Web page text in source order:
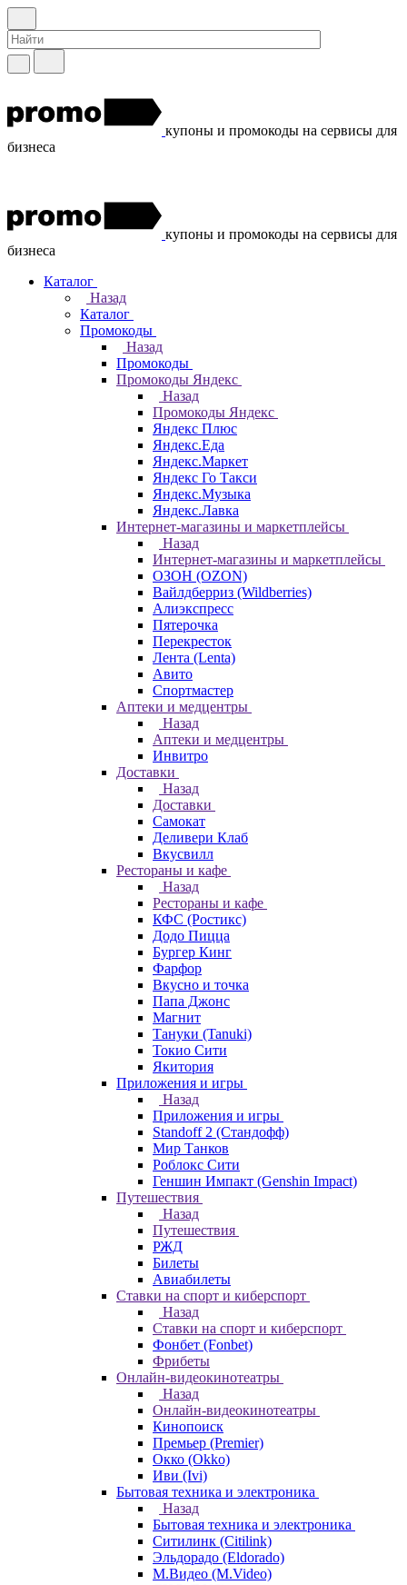
купоны и промокоды на сервисы для
бизнеса
купоны и промокоды на сервисы для
бизнеса
Каталог
Назад
Каталог
Промокоды
Назад
Промокоды
Промокоды Яндекс
Назад
Промокоды Яндекс
Яндекс Плюс
Яндекс.Еда
Яндекс.Маркет
Яндекс Го Такси
Яндекс.Музыка
Яндекс.Лавка
Интернет-магазины и маркетплейсы
Назад
Интернет-магазины и маркетплейсы
ОЗОН (OZON)
Вайлдберриз (Wildberries)
Алиэкспресс
Пятерочка
Перекресток
Лента (Lenta)
Авито
Спортмастер
Аптеки и медцентры
Назад
Аптеки и медцентры
Инвитро
Доставки
Назад
Доставки
Самокат
Деливери Клаб
Вкусвилл
Рестораны и кафе
Назад
Рестораны и кафе
КФС (Ростикс)
Додо Пицца
Бургер Кинг
Фарфор
Вкусно и точка
Папа Джонс
Магнит
Тануки (Tanuki)
Токио Сити
Якитория
Приложения и игры
Назад
Приложения и игры
Standoff 2 (Стандофф)
Мир Танков
Роблокс Сити
Геншин Импакт (Genshin Impact)
Путешествия
Назад
Путешествия
РЖД
Билеты
Авиабилеты
Ставки на спорт и киберспорт
Назад
Ставки на спорт и киберспорт
Фонбет (Fonbet)
Фрибеты
Онлайн-видеокинотеатры
Назад
Онлайн-видеокинотеатры
Кинопоиск
Премьер (Premier)
Окко (Okko)
Иви (Ivi)
Бытовая техника и электроника
Назад
Бытовая техника и электроника
Ситилинк (Citilink)
Эльдорадо (Eldorado)
М.Видео (M.Video)